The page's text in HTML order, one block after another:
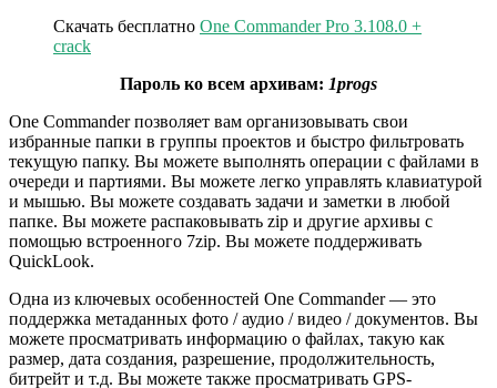
Скачать бесплатно One Commander Pro 3.108.0 +
crack
Пароль ко всем архивам: 1progs
One Commander позволяет вам организовывать свои
избранные папки в группы проектов и быстро фильтровать
текущую папку. Вы можете выполнять операции с файлами в
очереди и партиями. Вы можете легко управлять клавиатурой
и мышью. Вы можете создавать задачи и заметки в любой
папке. Вы можете распаковывать zip и другие архивы с
помощью встроенного 7zip. Вы можете поддерживать
QuickLook.
Одна из ключевых особенностей One Commander — это
поддержка метаданных фото / аудио / видео / документов. Вы
можете просматривать информацию о файлах, такую как
размер, дата создания, разрешение, продолжительность,
битрейт и т.д. Вы можете также просматривать GPS-